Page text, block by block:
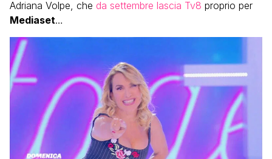
Adriana Volpe, che da settembre lascia Tv8 proprio per
Mediaset…